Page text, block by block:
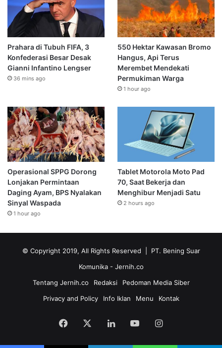
Prahara di Tubuh FIFA, 3
Konfederasi Besar Desak
Gianni Infantino Lengser
36 mins ago
550 Hektar Kawasan Bromo
Hangus, Api Terus
Merembet Mendekati
Permukiman Warga
1 hour ago
Operasional SPPG Dorong
Lonjakan Permintaan
Daging Ayam, BPS Nyalakan
Sinyal Waspada
1 hour ago
Tablet Motorola Moto Pad
70, Saat Bekerja dan
Menghibur Menjadi Satu
2 hours ago
© Copyright 2019, All Rights Reserved | PT. Bening Suar
Komunika - Jernih.co
Tentang Jernih.co
Redaksi
Pedoman Media Siber
Privacy and Policy
Info Iklan Menu Kontak
Facebook LinkedInYouTubeInstagram